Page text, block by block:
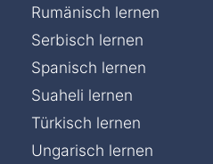
Rumänisch lernen
Serbisch lernen
Spanisch lernen
Suaheli lernen
Türkisch lernen
Ungarisch lernen